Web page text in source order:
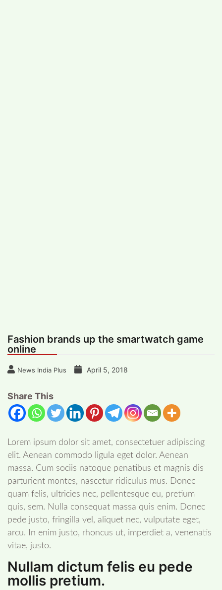
Fashion brands up the smartwatch game
online
News India Plus April 5, 2018
Share This
Lorem ipsum dolor sit amet, consectetuer adipiscing
elit. Aenean commodo ligula eget dolor. Aenean
massa. Cum sociis natoque penatibus et magnis dis
parturient montes, nascetur ridiculus mus. Donec
quam felis, ultricies nec, pellentesque eu, pretium
quis, sem. Nulla consequat massa quis enim. Donec
pede justo, fringilla vel, aliquet nec, vulputate eget,
arcu. In enim justo, rhoncus ut, imperdiet a, venenatis
vitae, justo.
Nullam dictum felis eu pede
mollis pretium.